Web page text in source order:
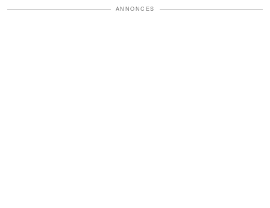
ANNONCES